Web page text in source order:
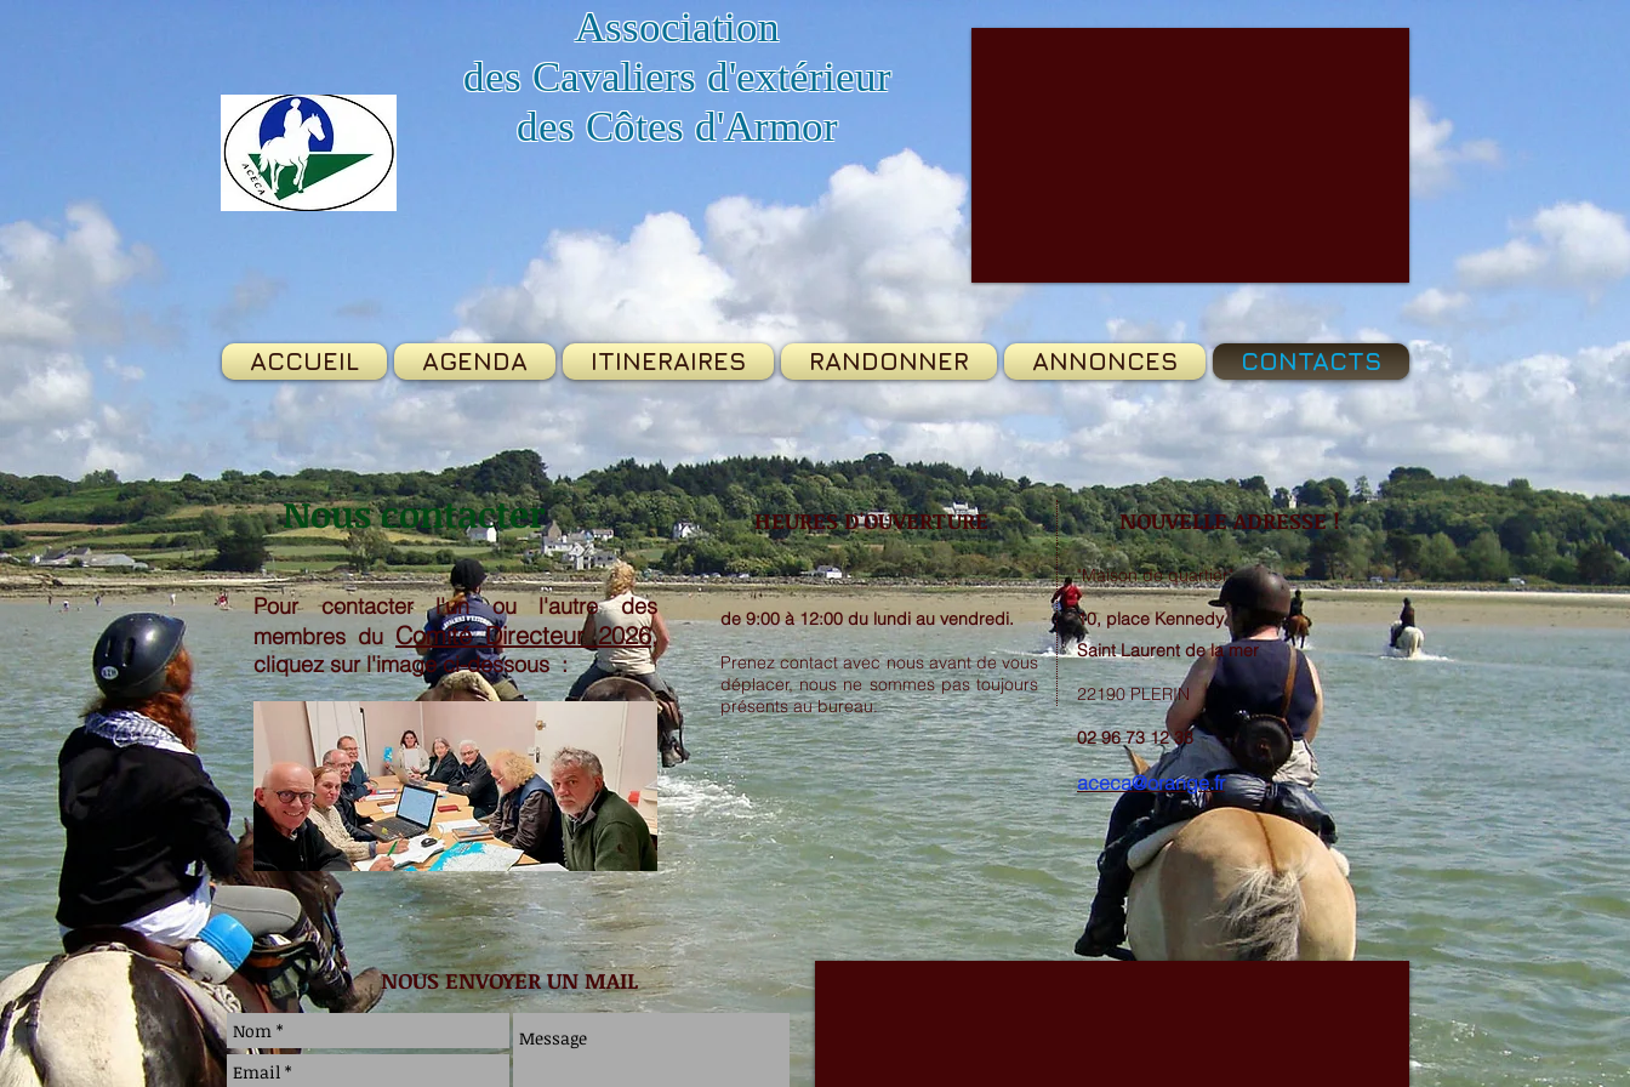
Association
des Cavaliers d'extérieur
des Côtes d'Armor
ACCUEIL AGENDA ITINERAIRES RANDONNER ANNONCES CONTACTS
Nous contacter
Pour contacter l'un ou l'autre des
membres du Comité Directeur 2026,
cliquez sur l'image ci-dessous :
HEURES D'OUVERTURE
de 9:00 à 12:00 du lundi au vendredi.
Prenez contact avec nous avant de vous
déplacer, nous ne sommes pas toujours
présents au bureau.
NOUVELLE ADRESSE !
"Maison de quartier"
10, place Kennedy
Saint Laurent de la mer
22190 PLERIN
02 96 73 12 38
aceca@orange.fr
NOUS ENVOYER UN MAIL